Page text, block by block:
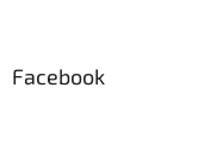
Facebook